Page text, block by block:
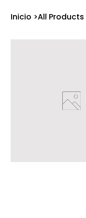
Inicio >All Products